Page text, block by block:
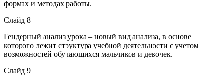
формах и методах работы.
Слайд 8
Гендерный анализ урока – новый вид анализа, в основе
которого лежит структура учебной деятельности с учетом
возможностей обучающихся мальчиков и девочек.
Слайд 9